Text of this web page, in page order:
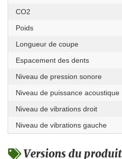
CO2
Poids
Longueur de coupe
Espacement des dents
Niveau de pression sonore
Niveau de puissance acoustique
Niveau de vibrations droit
Niveau de vibrations gauche
Versions du produit